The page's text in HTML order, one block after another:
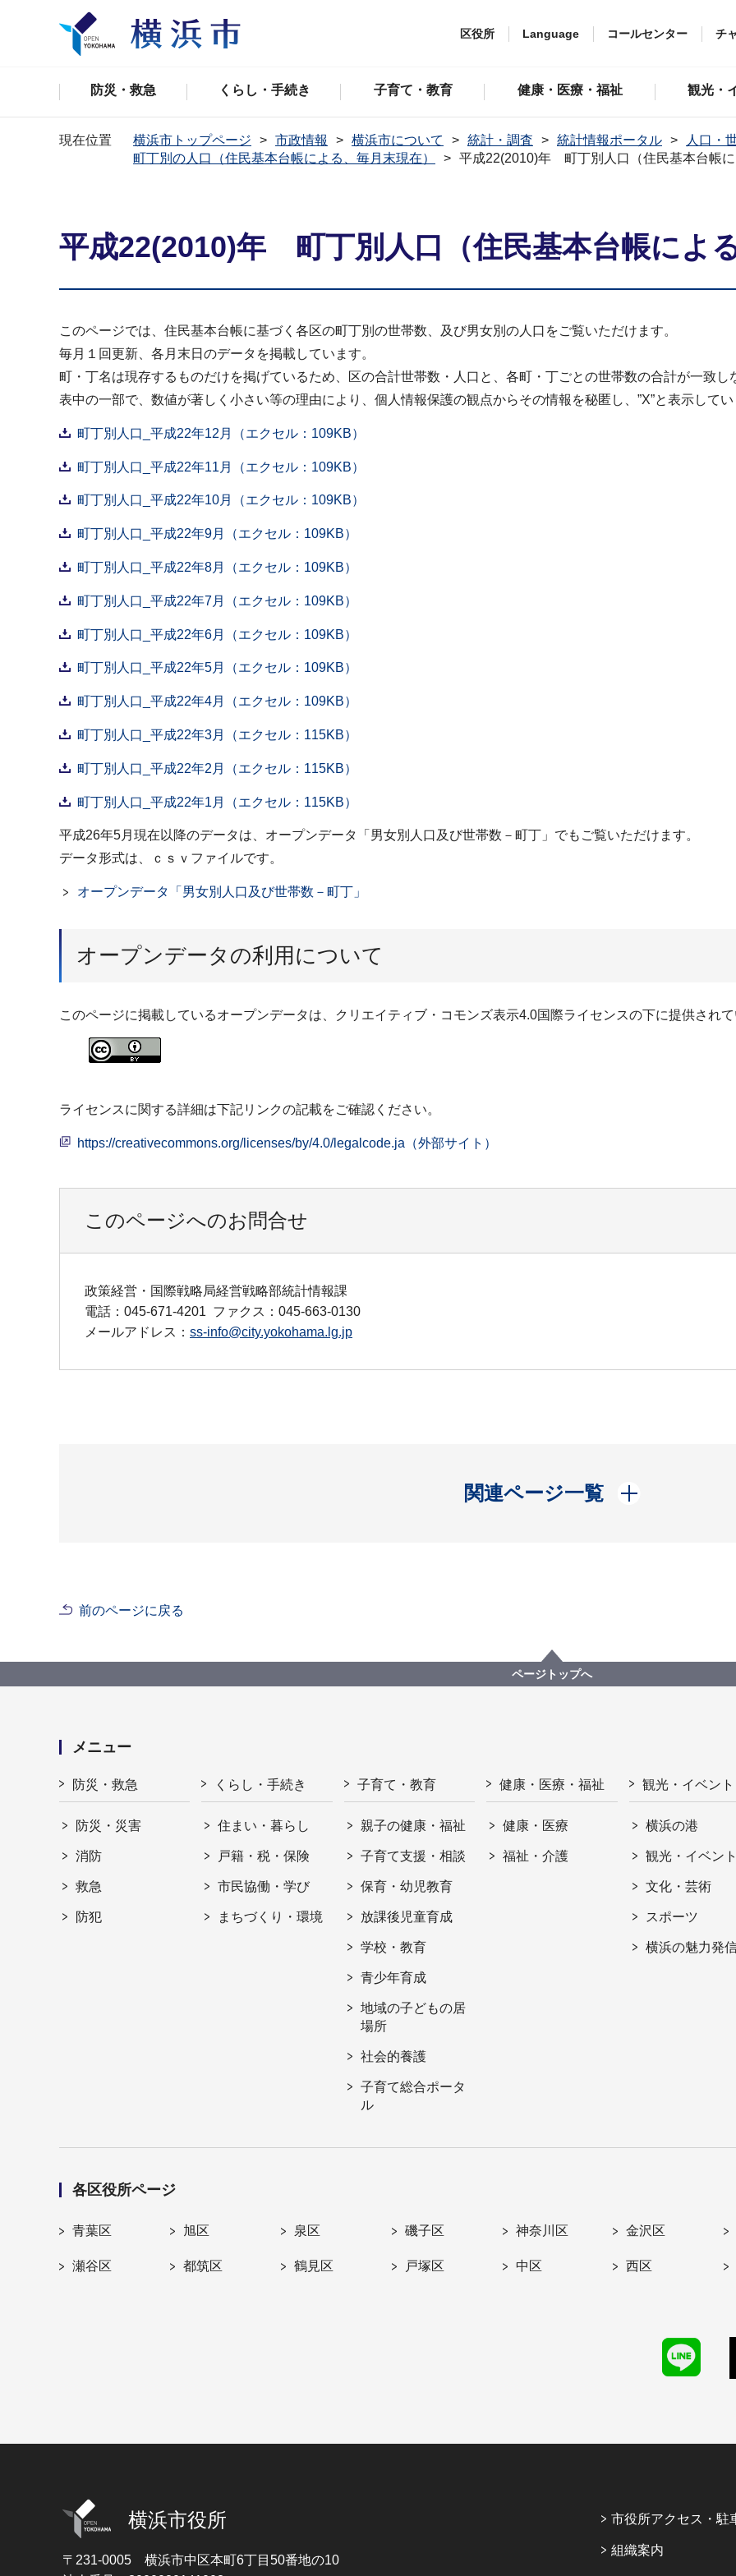
区役所 Language コールセンター チ
防災・救急 くらし・手続き 子育て・教育 健康・医療・福祉 観光・
現在位置 横浜市トップページ 市政情報 横浜市について 統計・調査 統計情報ポータル
人口・
町丁別の人口（住民基本台帳による、毎月末現在）
平成22(2010)年 町丁別人口（住民基本台帳
平成22(2010)年 町丁別人口（住民基本台帳によ
このページでは、住民基本台帳に基づく各区の町丁別の世帯数、及び男女別の人口をご覧いただけます。
毎月１回更新、各月末日のデータを掲載しています。
町・丁名は現存するものだけを掲げているため、区の合計世帯数・人口と、各町・丁ごとの世帯数の合計が一致し
表中の一部で、数値が著しく小さい等の理由により、個人情報保護の観点からその情報を秘匿し、”X”と表示して
町丁別人口_平成22年12月（エクセル：109KB）
町丁別人口_平成22年11月（エクセル：109KB）
町丁別人口_平成22年10月（エクセル：109KB）
町丁別人口_平成22年9月（エクセル：109KB）
町丁別人口_平成22年8月（エクセル：109KB）
町丁別人口_平成22年7月（エクセル：109KB）
町丁別人口_平成22年6月（エクセル：109KB）
町丁別人口_平成22年5月（エクセル：109KB）
町丁別人口_平成22年4月（エクセル：109KB）
町丁別人口_平成22年3月（エクセル：115KB）
町丁別人口_平成22年2月（エクセル：115KB）
町丁別人口_平成22年1月（エクセル：115KB）
平成26年5月現在以降のデータは、オープンデータ「男女別人口及び世帯数－町丁」でもご覧いただけます。
データ形式は、ｃｓｖファイルです。
オープンデータ「男女別人口及び世帯数－町丁」
オープンデータの利用について
このページに掲載しているオープンデータは、クリエイティブ・コモンズ表示4.0国際ライセンスの下に提供され
ライセンスに関する詳細は下記リンクの記載をご確認ください。
https://creativecommons.org/licenses/by/4.0/legalcode.ja（外部サイト）
このページへのお問合せ
政策経営・国際戦略局経営戦略部統計情報課
電話：045-671-4201 ファクス：045-663-0130
メールアドレス： ss-info@city.yokohama.lg.jp
関連ページ一覧
開く
前のページに戻る
ページトップへ
メニュー
防災・救急
防災・災害
消防
救急
防犯
くらし・手続き
住まい・暮らし
戸籍・税・保険
市民協働・学び
まちづくり・環境
子育て・教育
親子の健康・福祉
子育て支援・相談
保育・幼児教育
放課後児童育成
学校・教育
青少年育成
地域の子どもの居
場所
社会的養護
子育て総合ポータ
ル
健康・医療・福祉
健康・医療
福祉・介護
観光・イベント
横浜の港
観光・イベン
文化・芸術
スポーツ
横浜の魅力発
各区役所ページ
青葉区 旭区 泉区 磯子区 神奈川区 金沢区
瀬谷区 都筑区 鶴見区 戸塚区 中区 西区
横浜市役所
〒231-0005 横浜市中区本町6丁目50番地の10
市役所アクセス・駐
組織案内